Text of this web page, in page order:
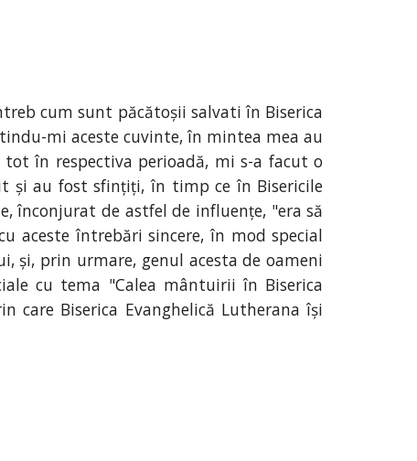
cum sunt păcătoșii salvati în Biserica
mi aceste cuvinte, în mintea mea au
în respectiva perioadă, mi s-a facut o
și au fost sfințiți, în timp ce în Bisericile
înconjurat de astfel de influențe, "era să
aceste întrebări sincere, în mod special
și, prin urmare, genul acesta de oameni
cu tema "Calea mântuirii în Biserica
care Biserica Evanghelică Lutherana își